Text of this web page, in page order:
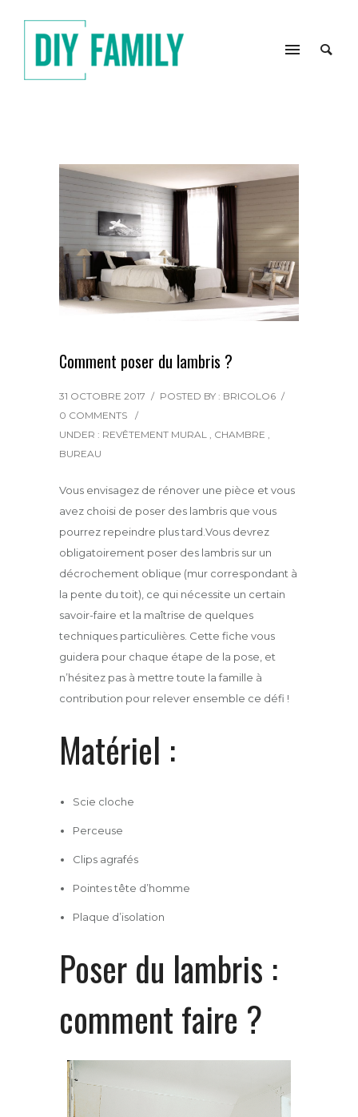
Comment poser du lambris ?
31 OCTOBRE 2017 / POSTED BY : BRICOLO6 /
0 COMMENTS
/
UNDER : REVÊTEMENT MURAL , CHAMBRE ,
BUREAU
Vous envisagez de rénover une pièce et vous
avez choisi de poser des lambris que vous
pourrez repeindre plus tard.Vous devrez
obligatoirement poser des lambris sur un
décrochement oblique (mur correspondant à
la pente du toit), ce qui nécessite un certain
savoir-faire et la maîtrise de quelques
techniques particulières. Cette fiche vous
guidera pour chaque étape de la pose, et
n’hésitez pas à mettre toute la famille à
contribution pour relever ensemble ce défi !
Matériel :
Scie cloche
Perceuse
Clips agrafés
Pointes tête d’homme
Plaque d’isolation
Poser du lambris :
comment faire ?